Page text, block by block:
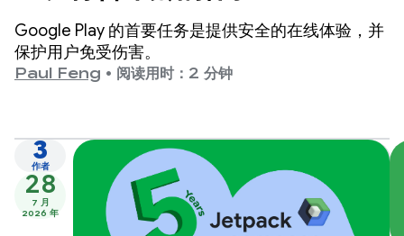
Google Play 的首要任务是提供安全的在线体验，并
保护用户免受伤害。
Paul Feng • 阅读用时：2 分钟
3
作者
28
7 月
2026 年